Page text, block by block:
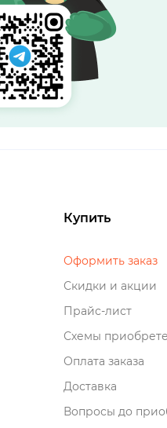
Купить
Оформить заказ
Скидки и акции
Прайс-лист
Схемы
Оплата заказа
Доставка
опросы до